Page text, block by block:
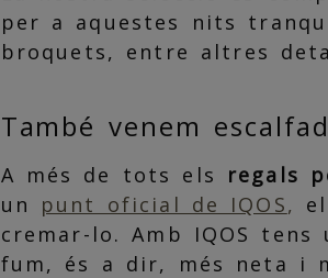
per a aquestes nits
broquets, entre altres
També venem
A més de tots els regals
un punt oficial de IQOS,
cremar-lo. Amb IQOS
fum, és a dir, més neta i